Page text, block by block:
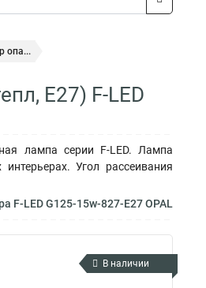
опа...
E27) F-LED
лампа серии F-LED. Лампа
Угол рассеивания
F-LED G125-15w-827-E27 OPAL
В наличии